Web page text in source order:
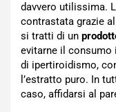
davvero utilissima.
contrastata grazie
si tratti di un
evitarne il consumo
di ipertiroidismo,
l’estratto puro. In
caso, affidarsi al